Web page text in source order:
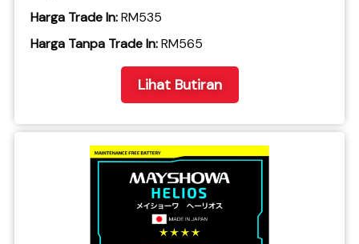
Harga Trade In:RM535
​Harga Tanpa Trade In:RM565
Lihat Butiran